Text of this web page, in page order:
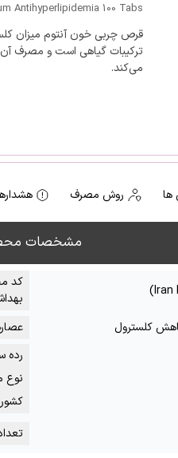
Antihyperlipidemia 100 Tabs
قرص چربی خون آنتوم میزان
ترکیبات گیاهی است و مصرف
می‌کند.
ها روش مصرف
مشخصات
کد
کلسترول
رده
نوع
کشور